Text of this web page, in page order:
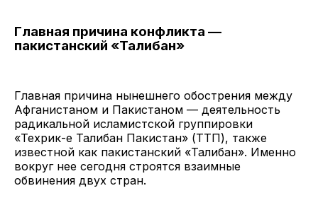
Главная причина конфликта —
пакистанский «Талибан»
Главная причина нынешнего обострения между
Афганистаном и Пакистаном — деятельность
радикальной исламистской группировки
«Техрик-е Талибан Пакистан» (ТТП), также
известной как пакистанский «Талибан». Именно
вокруг нее сегодня строятся взаимные
обвинения двух стран.